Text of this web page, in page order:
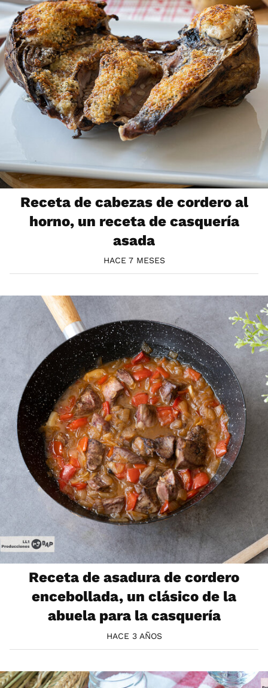
Receta de cabezas de cordero al
horno, un receta de casquería
asada
HACE 7 MESES
Receta de asadura de cordero
encebollada, un clásico de la
abuela para la casquería
HACE 3 AÑOS